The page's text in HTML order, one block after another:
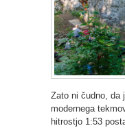
Zato ni čudno, da
modernega
hitrostjo 1:53